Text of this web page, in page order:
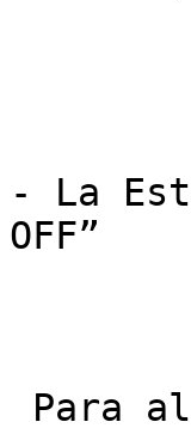
- La
OFF”